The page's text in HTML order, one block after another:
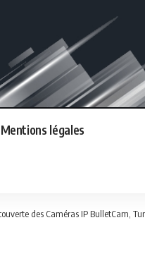
Mentions légales
des Caméras IP BulletCam,